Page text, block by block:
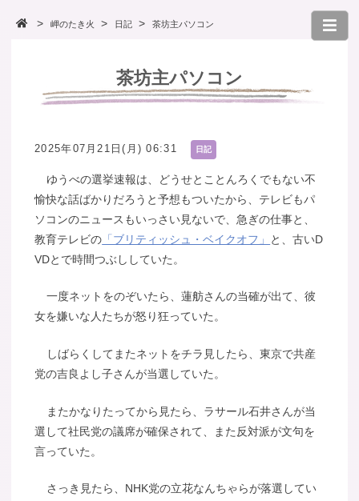
岬のたき火 日記 茶坊主パソコン
茶坊主パソコン
2025年07月21日(月) 06:31 日記
ゆうべの選挙速報は、どうせとことんろくでもない不
愉快な話ばかりだろうと予想もついたから、テレビもパ
ソコンのニュースもいっさい見ないで、急ぎの仕事と、
教育テレビの 「ブリティッシュ・ベイクオフ」
と、古いD
VDとで時間つぶししていた。
一度ネットをのぞいたら、蓮舫さんの当確が出て、彼
女を嫌いな人たちが怒り狂っていた。
しばらくしてまたネットをチラ見したら、東京で共産
党の吉良よし子さんが当選していた。
またかなりたってから見たら、ラサール石井さんが当
選して社民党の議席が確保されて、また反対派が文句を
言っていた。
さっき見たら、NHK党の立花なんちゃらが落選してい